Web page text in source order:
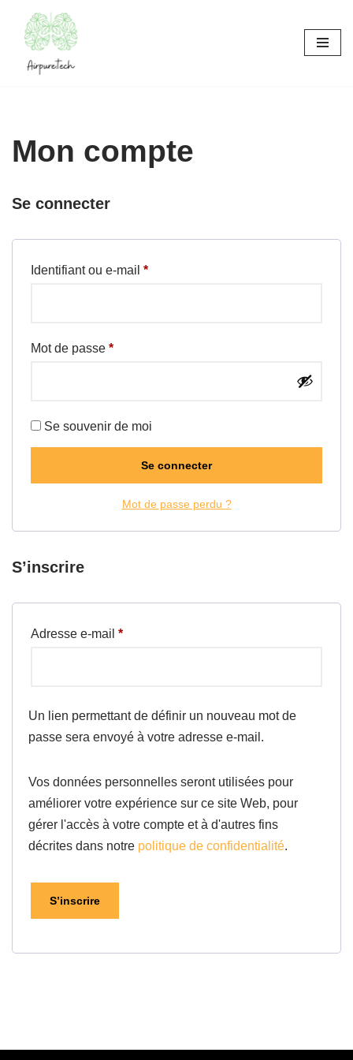
Aller
Mon compte
Se connecter
Identifiant ou e-mail *
Mot de passe *
Se souvenir de moi
Se connecter
Mot de passe perdu ?
S’inscrire
Adresse e-mail *
Un lien permettant de définir un nouveau mot de
passe sera envoyé à votre adresse e-mail.
Vos données personnelles seront utilisées pour
améliorer votre expérience sur ce site Web, pour
gérer l'accès à votre compte et à d'autres fins
décrites dans notre politique de confidentialité.
S’inscrire